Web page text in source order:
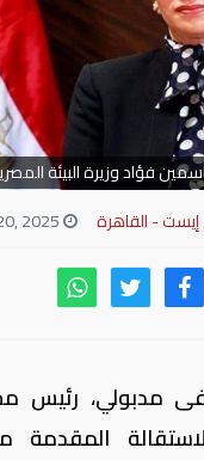
فؤاد وزيرة البيئة
- القاهرة
مدبولي، رئيس
المقدمة